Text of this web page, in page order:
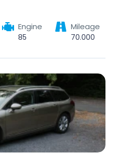
Engine
85
Mileage
70.000